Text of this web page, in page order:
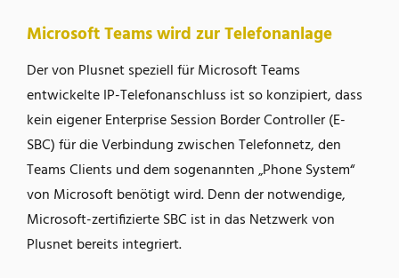
Microsoft Teams wird zur Telefonanlage
Der von Plusnet speziell für Microsoft Teams
entwickelte IP-Telefonanschluss ist so konzipiert, dass
kein eigener Enterprise Session Border Controller (E-
SBC) für die Verbindung zwischen Telefonnetz, den
Teams Clients und dem sogenannten „Phone System“
von Microsoft benötigt wird. Denn der notwendige,
Microsoft-zertifizierte SBC ist in das Netzwerk von
Plusnet bereits integriert.